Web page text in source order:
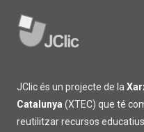
JClic és un projecte de la
Catalunya (XTEC) que té
reutilitzar recursos